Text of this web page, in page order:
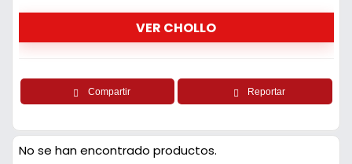
VER CHOLLO
Compartir Reportar
No se han encontrado productos.